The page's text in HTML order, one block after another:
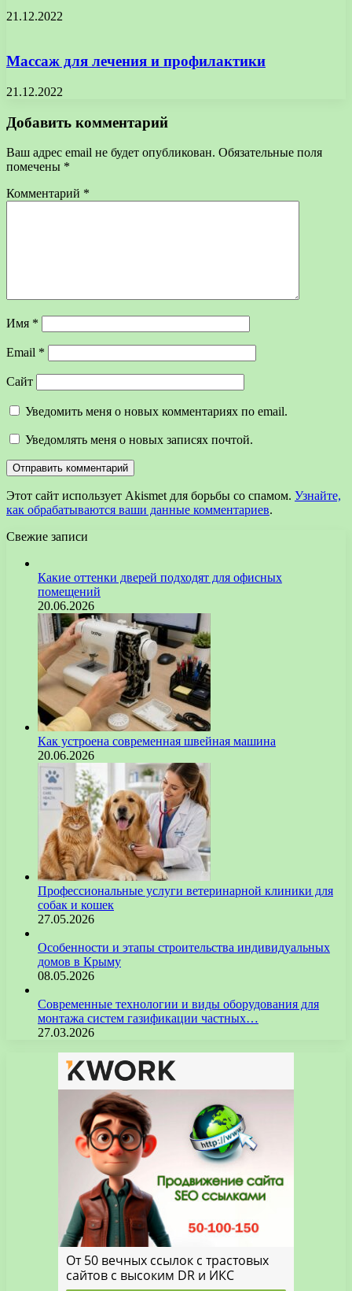
21.12.2022
Массаж для лечения и профилактики
21.12.2022
Добавить комментарий
Ваш адрес email не будет опубликован. Обязательные поля
помечены *
Комментарий *
Имя *
Email *
Сайт
Уведомить меня о новых комментариях по email.
Уведомлять меня о новых записях почтой.
Этот сайт использует Akismet для борьбы со спамом. Узнайте,
как обрабатываются ваши данные комментариев.
Свежие записи
Какие оттенки дверей подходят для офисных
помещений
20.06.2026
Как устроена современная швейная машина
20.06.2026
Профессиональные услуги ветеринарной клиники для
собак и кошек
27.05.2026
Особенности и этапы строительства индивидуальных
домов в Крыму
08.05.2026
Современные технологии и виды оборудования для
монтажа систем газификации частных…
27.03.2026